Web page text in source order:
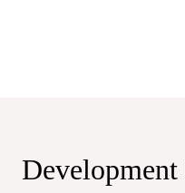
Development